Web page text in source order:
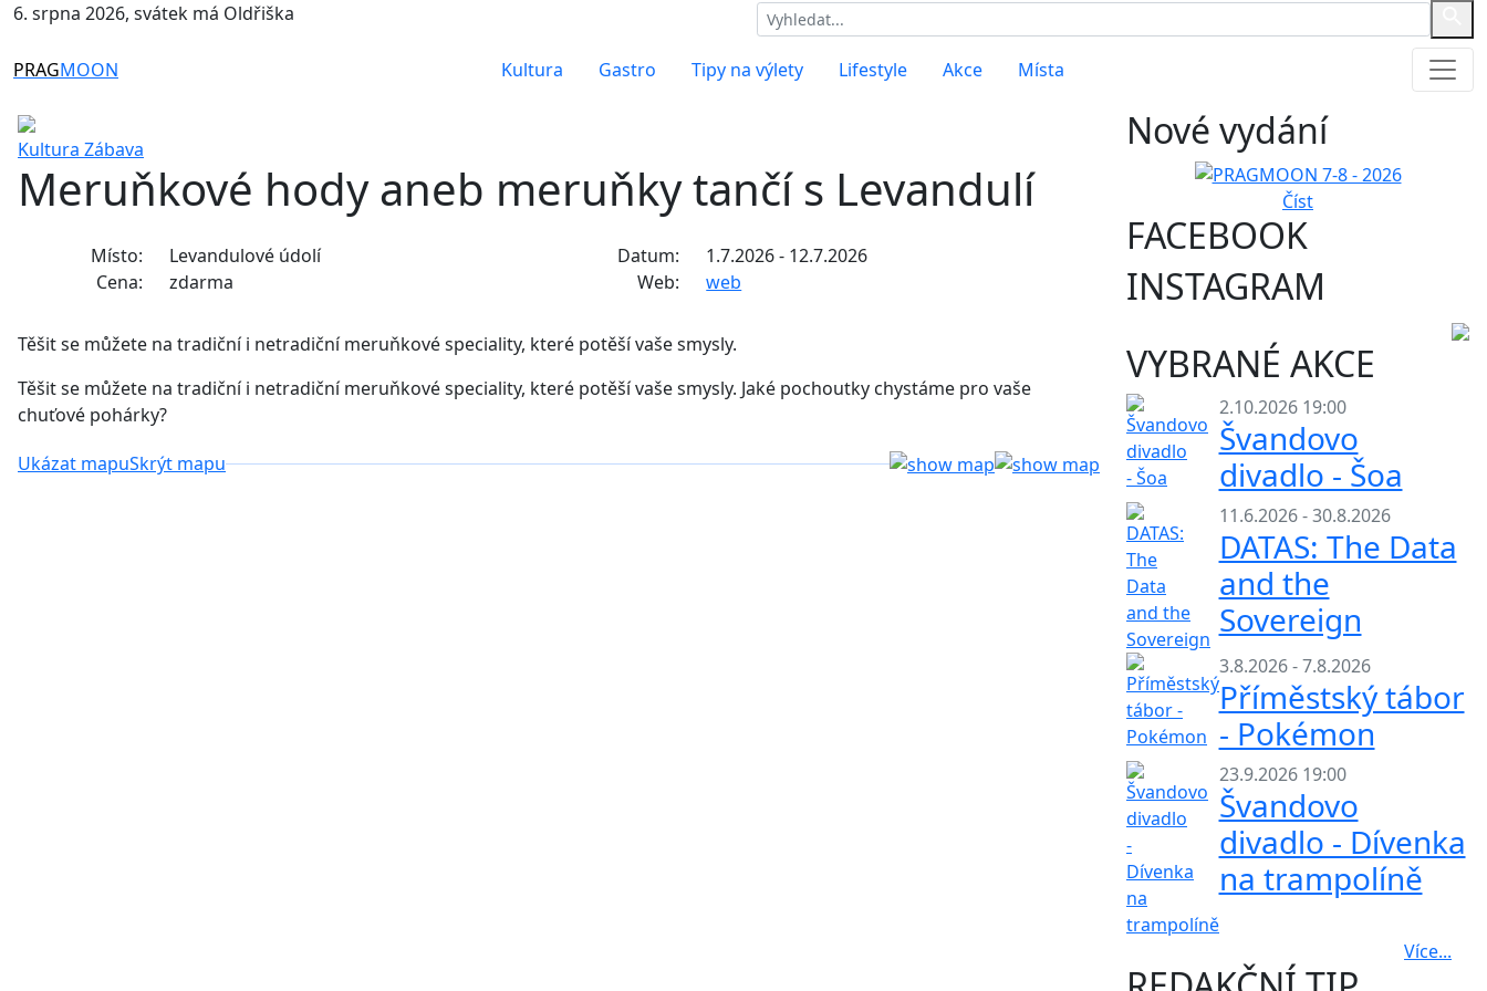
6. srpna 2026, svátek má Oldřiška
PRAGMOON Kultura Gastro Tipy na výlety Lifestyle Akce Místa
Kultura Zábava
Meruňkové hody aneb meruňky tančí s Levandulí
Místo: Levandulové údolí Datum:
1.7.2026 - 12.7.2026
Cena:
zdarma Web: web
Těšit se můžete na tradiční i netradiční meruňkové speciality, které potěší vaše smysly.
Těšit se můžete na tradiční i netradiční meruňkové speciality, které potěší vaše smysly. Jaké pochoutky chystáme pro vaše
chuťové pohárky?
Ukázat mapuSkrýt mapu
Nové vydání
Číst
FACEBOOK
INSTAGRAM
VYBRANÉ AKCE
2.10.2026 19:00
Švandovo
divadlo - Šoa
11.6.2026 - 30.8.2026
DATAS: The Data
and the
Sovereign
3.8.2026 - 7.8.2026
Příměstský tábor
- Pokémon
23.9.2026 19:00
Švandovo
divadlo - Dívenka
na trampolíně
Více...